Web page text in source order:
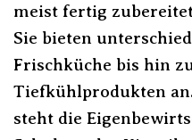
meist fertig
Sie bieten
Frischküche bis hin
Tiefkühlprodukten
steht die